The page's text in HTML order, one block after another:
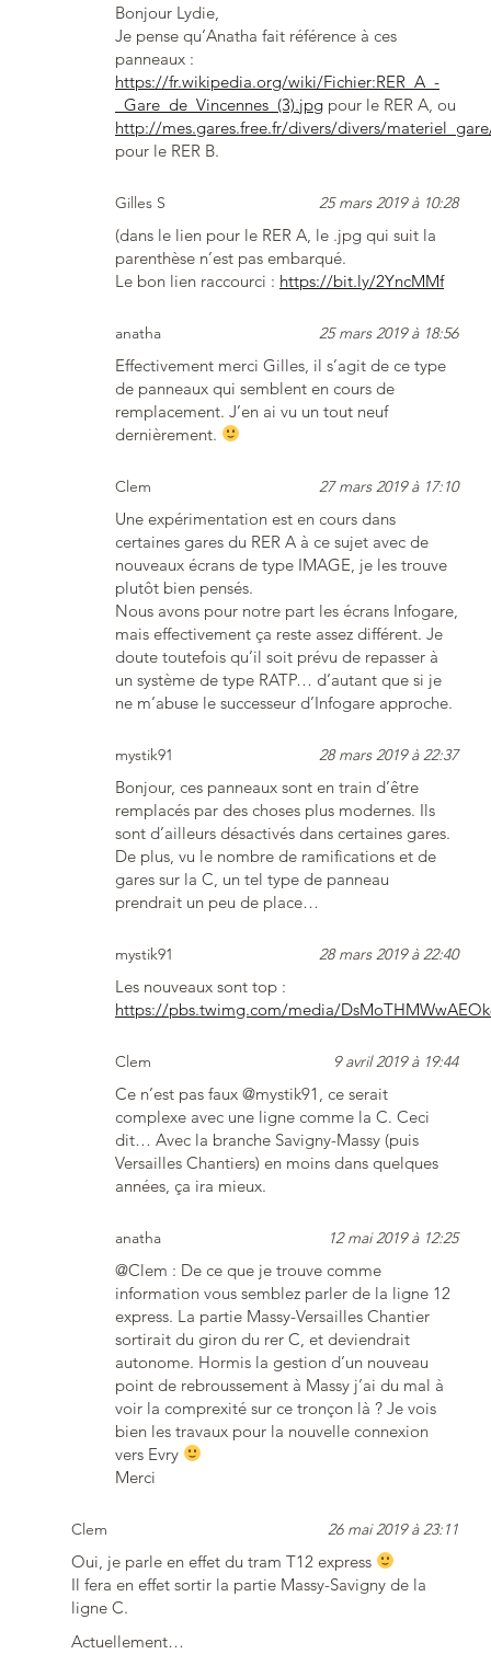
Bonjour Lydie,
Je pense qu’Anatha fait référence à ces
panneaux :
https://fr.wikipedia.org/wiki/Fichier:RER_A_-
_Gare_de_Vincennes_(3).jpg pour le RER A, ou
http://mes.gares.free.fr/divers/divers/
pour le RER B.
Gilles S 25 mars 2019 à 10:28
(dans le lien pour le RER A, le .jpg qui suit la
parenthèse n’est pas embarqué.
Le bon lien raccourci : https://bit.ly/2YncMMf
anatha 25 mars 2019 à 18:56
Effectivement merci Gilles, il s’agit de ce type
de panneaux qui semblent en cours de
remplacement. J’en ai vu un tout neuf
dernièrement.
Clem 27 mars 2019 à 17:10
Une expérimentation est en cours dans
certaines gares du RER A à ce sujet avec de
nouveaux écrans de type IMAGE, je les trouve
plutôt bien pensés.
Nous avons pour notre part les écrans Infogare,
mais effectivement ça reste assez différent. Je
doute toutefois qu’il soit prévu de repasser à
un système de type RATP… d’autant que si je
ne m’abuse le successeur d’Infogare approche.
mystik91 28 mars 2019 à 22:37
Bonjour, ces panneaux sont en train d’être
remplacés par des choses plus modernes. Ils
sont d’ailleurs désactivés dans certaines gares.
De plus, vu le nombre de ramifications et de
gares sur la C, un tel type de panneau
prendrait un peu de place…
mystik91 28 mars 2019 à 22:40
Les nouveaux sont top :
https://pbs.twimg.com/media/
Clem 9 avril 2019 à 19:44
Ce n’est pas faux @mystik91, ce serait
complexe avec une ligne comme la C. Ceci
dit… Avec la branche Savigny-Massy (puis
Versailles Chantiers) en moins dans quelques
années, ça ira mieux.
anatha 12 mai 2019 à 12:25
@Clem : De ce que je trouve comme
information vous semblez parler de la ligne 12
express. La partie Massy-Versailles Chantier
sortirait du giron du rer C, et deviendrait
autonome. Hormis la gestion d’un nouveau
point de rebroussement à Massy j’ai du mal à
voir la comprexité sur ce tronçon là ? Je vois
bien les travaux pour la nouvelle connexion
vers Evry
Merci
Clem 26 mai 2019 à 23:11
Oui, je parle en effet du tram T12 express
Il fera en effet sortir la partie Massy-Savigny de la
ligne C.
Actuellement…